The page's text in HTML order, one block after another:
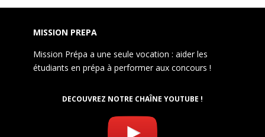
MISSION PREPA
Mission Prépa a une seule vocation : aider les
étudiants en prépa à performer aux concours !
DECOUVREZ NOTRE CHAÎNE YOUTUBE !